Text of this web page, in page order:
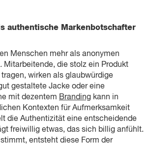
authentische Markenbotschafter
Menschen mehr als anonymen
Mitarbeitende, die stolz ein Produkt
wirken als glaubwürdige
gestaltete Jacke oder eine
mit dezentem Branding kann in
Kontexten für Aufmerksamkeit
die Authentizität eine entscheidende
freiwillig etwas, das sich billig anfühlt.
entsteht diese Form der